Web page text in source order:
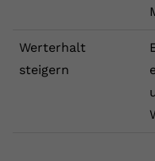
Werterhalt
steigern